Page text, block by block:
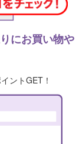
にお買い物や
ントGET！